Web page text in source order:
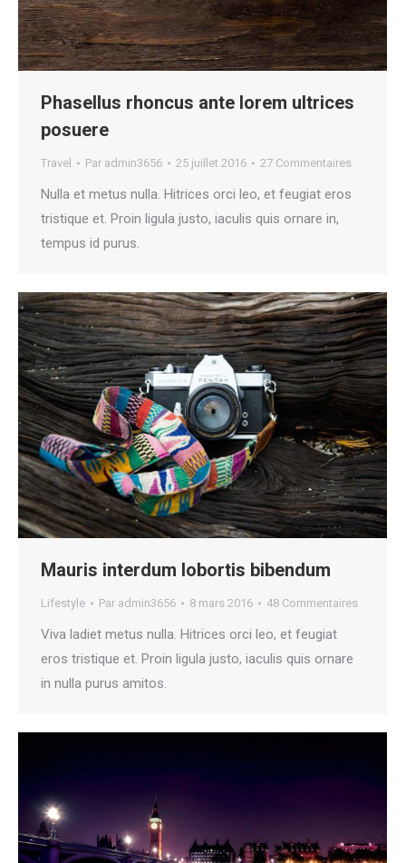
Phasellus rhoncus ante lorem ultrices
posuere
Travel Par admin3656 25 juillet 2016 27 Commentaires
Nulla et metus nulla. Hitrices orci leo, et feugiat eros
tristique et. Proin ligula justo, iaculis quis ornare in,
tempus id purus.
Mauris interdum lobortis bibendum
Lifestyle Par admin3656 8 mars 2016 48 Commentaires
Viva ladiet metus nulla. Hitrices orci leo, et feugiat
eros tristique et. Proin ligula justo, iaculis quis ornare
in nulla purus amitos.